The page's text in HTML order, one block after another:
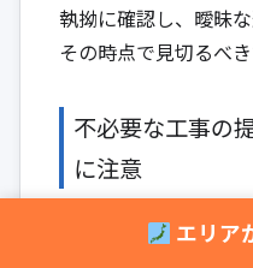
執拗に確認し、曖昧
その時点で見切るべき
不必要な工事の
に注意
悪徳業者は、利益を
エリア